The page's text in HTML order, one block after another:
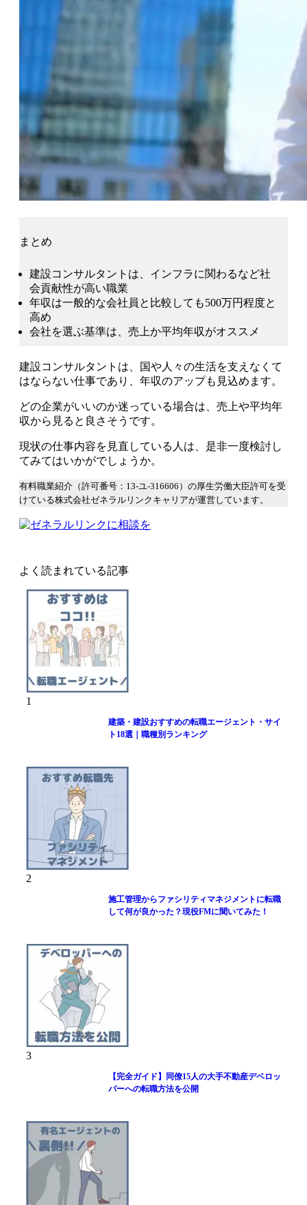
まとめ
建設コンサルタントは、インフラに関わるなど社
会貢献性が高い職業
年収は一般的な会社員と比較しても500万円程度と
高め
会社を選ぶ基準は、売上か平均年収がオススメ
建設コンサルタントは、国や人々の生活を支えなくて
はならない仕事であり、年収のアップも見込めます。
どの企業がいいのか迷っている場合は、売上や平均年
収から見ると良さそうです。
現状の仕事内容を見直している人は、是非一度検討し
てみてはいかがでしょうか。
有料職業紹介（許可番号：13-ユ-316606）の厚生労働大臣許可を受
けている株式会社ゼネラルリンクキャリアが運営しています。
よく読まれている記事
1
建築・建設おすすめの転職エージェント・サイ
ト18選｜職種別ランキング
2
施工管理からファシリティマネジメントに転職
して何が良かった？現役FMに聞いてみた！
3
【完全ガイド】同僚15人の大手不動産デベロッ
パーへの転職方法を公開